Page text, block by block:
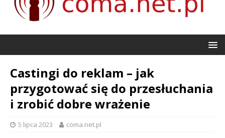
Castingi do reklam – jak
przygotować się do przesłuchania
i zrobić dobre wrażenie
5 lipca 2023 coma.net.pl